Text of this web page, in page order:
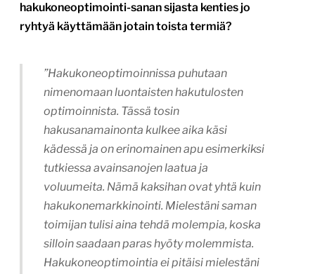
hakukoneoptimointi-sanan sijasta kenties jo
ryhtyä käyttämään jotain toista termiä?
”Hakukoneoptimoinnissa puhutaan
nimenomaan luontaisten hakutulosten
optimoinnista. Tässä tosin
hakusanamainonta kulkee aika käsi
kädessä ja on erinomainen apu esimerkiksi
tutkiessa avainsanojen laatua ja
voluumeita. Nämä kaksihan ovat yhtä kuin
hakukonemarkkinointi. Mielestäni saman
toimijan tulisi aina tehdä molempia, koska
silloin saadaan paras hyöty molemmista.
Hakukoneoptimointia ei pitäisi mielestäni